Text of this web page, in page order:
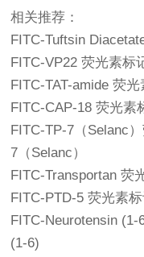
相关推
FITC-Tuftsin
FITC-VP22 荧光素标
FITC-TAT-amide 荧
FITC-CAP-18 荧光素
FITC-TP-7（Selanc
7（Selanc）
FITC-Transportan 荧
FITC-PTD-5 荧光素
FITC-Neurotensin
(1-6)